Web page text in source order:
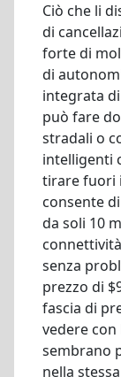
Ciò che li
di
forte di
di
integrata
può fare
stradali o
intelligenti
tirare fuori
consente
da soli 10
senza
prezzo di
fascia di
vedere
sembrano
nella